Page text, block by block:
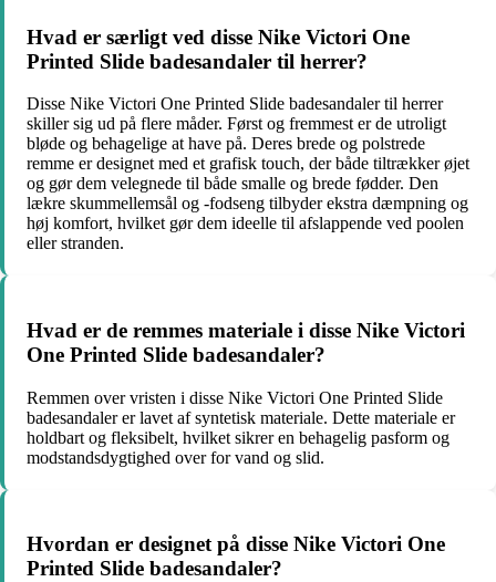
Hvad er særligt ved disse Nike Victori One
Printed Slide badesandaler til herrer?
Disse Nike Victori One Printed Slide badesandaler til herrer
skiller sig ud på flere måder. Først og fremmest er de utroligt
bløde og behagelige at have på. Deres brede og polstrede
remme er designet med et grafisk touch, der både tiltrækker øjet
og gør dem velegnede til både smalle og brede fødder. Den
lækre skummellemsål og -fodseng tilbyder ekstra dæmpning og
høj komfort, hvilket gør dem ideelle til afslappende ved poolen
eller stranden.
Hvad er de remmes materiale i disse Nike Victori
One Printed Slide badesandaler?
Remmen over vristen i disse Nike Victori One Printed Slide
badesandaler er lavet af syntetisk materiale. Dette materiale er
holdbart og fleksibelt, hvilket sikrer en behagelig pasform og
modstandsdygtighed over for vand og slid.
Hvordan er designet på disse Nike Victori One
Printed Slide badesandaler?